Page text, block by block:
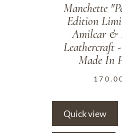
Manchette
Edition
Amilcar &
Leathercraft
Made In
Quick view